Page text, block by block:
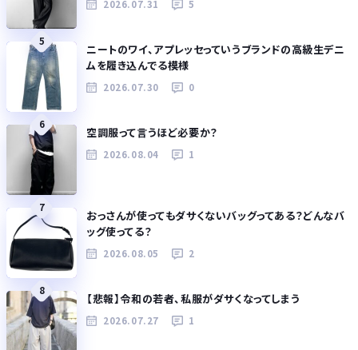
2026.07.31 5
5
ニートのワイ、アプレッセっていうブランドの高級生デニ
ムを履き込んでる模様
2026.07.30 0
6
空調服って言うほど必要か？
2026.08.04 1
7
おっさんが使ってもダサくないバッグってある？どんなバ
ッグ使ってる？
2026.08.05 2
8
【悲報】令和の若者、私服がダサくなってしまう
2026.07.27 1